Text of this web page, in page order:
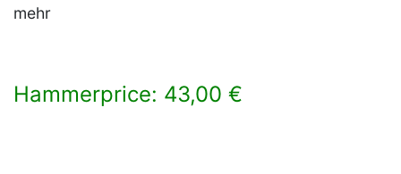
mehr
Hammerprice: 43,00 €